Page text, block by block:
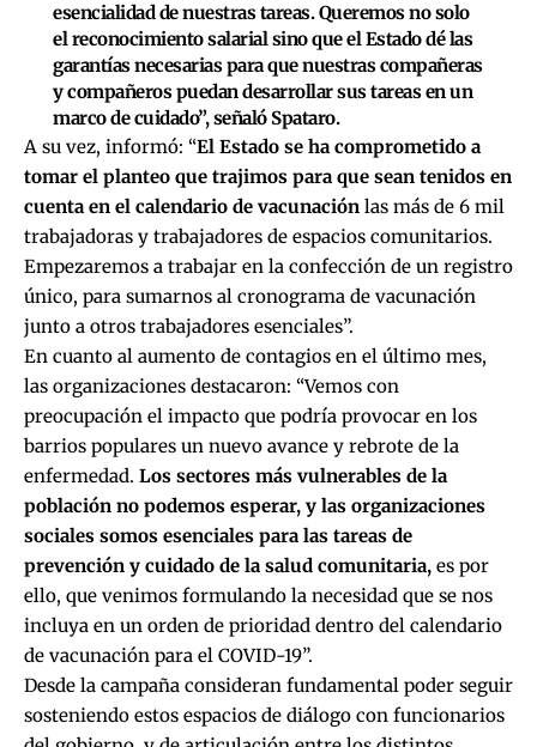
esencialidad de nuestras tareas. Queremos no solo
el reconocimiento salarial sino que el Estado dé las
garantías necesarias para que nuestras compañeras
y compañeros puedan desarrollar sus tareas en un
marco de cuidado”, señaló Spataro.
A su vez, informó: “El Estado se ha comprometido a
tomar el planteo que trajimos para que sean tenidos en
cuenta en el calendario de vacunación las más de 6 mil
trabajadoras y trabajadores de espacios comunitarios.
Empezaremos a trabajar en la confección de un registro
único, para sumarnos al cronograma de vacunación
junto a otros trabajadores esenciales”.
En cuanto al aumento de contagios en el último mes,
las organizaciones destacaron: “Vemos con
preocupación el impacto que podría provocar en los
barrios populares un nuevo avance y rebrote de la
enfermedad. Los sectores más vulnerables de la
población no podemos esperar, y las organizaciones
sociales somos esenciales para las tareas de
prevención y cuidado de la salud comunitaria, es por
ello, que venimos formulando la necesidad que se nos
incluya en un orden de prioridad dentro del calendario
de vacunación para el COVID-19”.
Desde la campaña consideran fundamental poder seguir
sosteniendo estos espacios de diálogo con funcionarios